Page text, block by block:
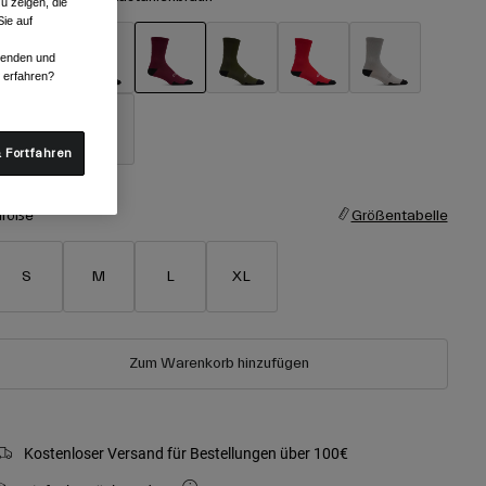
Größentabelle
S M L XL
Zum Warenkorb hinzufügen
Kostenloser Versand für Bestellungen über 100€
auf
und
erfahren?
Fortfahren